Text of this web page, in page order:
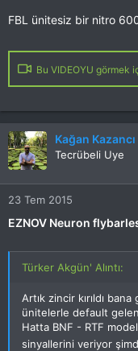
FBL ünitesiz bir nitro
Bu VIDEOYU görmek
Kağan Kazancı
Tecrübeli Uye
23 Tem 2015
EZNOV Neuron
Türker Akgün' Alıntı:
Artık zincir kırıldı
ünitelerle default
Hatta BNF - RTF
sinyallerini veriyor